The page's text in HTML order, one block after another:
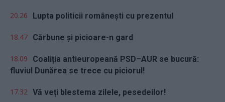
20.26 Lupta politicii românești cu prezentul
18.47 Cărbune și picioare-n gard
18.09
Coaliția antieuropeană PSD–AUR se bucură:
fluviul Dunărea se trece cu piciorul!
17.32 Vă veți blestema zilele, pesedeilor!